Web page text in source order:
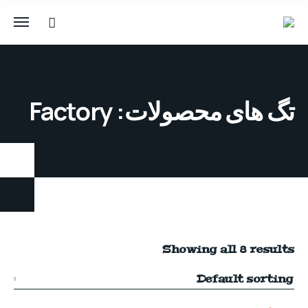
تگ های محصولات: Factory
Showing all 8 results